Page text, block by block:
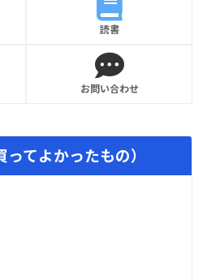
読書
お問い合わせ
てよかったもの）